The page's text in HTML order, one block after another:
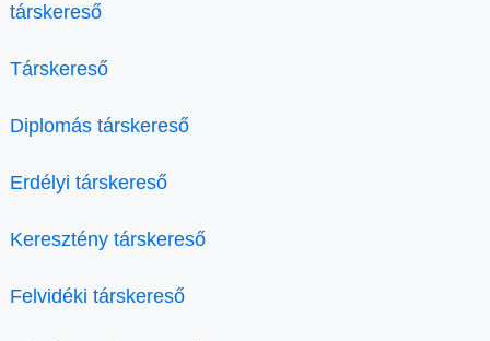
társkereső
Társkereső
Diplomás társkereső
Erdélyi társkereső
Keresztény társkereső
Felvidéki társkereső